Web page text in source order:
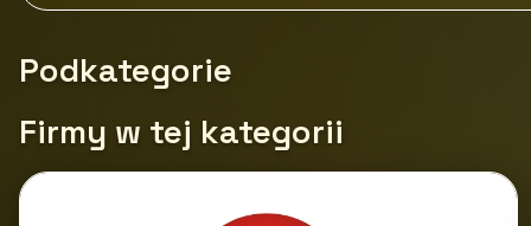
Podkategorie
Firmy w tej kategorii